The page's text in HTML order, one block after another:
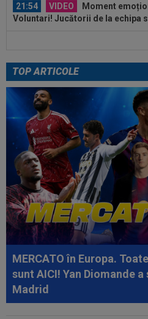
21:54
VIDEO
Moment
Voluntari! Jucătorii de la echipa
Decizia luată de
22:43 VIDEO
Scandal în
FC Voluntari! Bogdan Bălănescu
22:30 LIVE VIDEO&SCORE
ACUM, DGS 3. Ianis Stoica e
22:18 FOTO
Ce a făcut
scandalul de la Arad
22:09
Ferencvaros - Real
Mourinho rămâne neînvins în al...
22:03 EXCLUSIV
Gigi Becali
recunoască: ”Nu vreau niciuna!
TOP ARTICOLE
MERCATO în Europa.
sunt AICI! Yan Diomande a
Madrid